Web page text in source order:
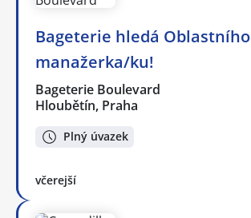
Bageterie hledá Oblastního
manažerka/ku!
Bageterie Boulevard
Hloubětín, Praha
Plný úvazek
včerejší